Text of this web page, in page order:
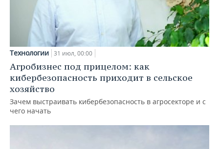
Технологии 31 июл, 00:00
Агробизнес под прицелом: как
кибербезопасность приходит в сельское
хозяйство
Зачем выстраивать кибербезопасность в агросекторе и с
чего начать